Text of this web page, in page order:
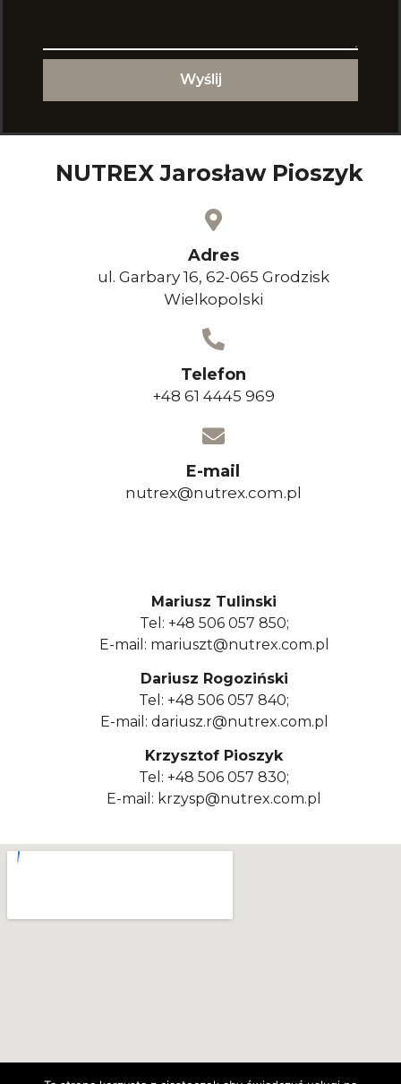
Wyślij
NUTREX Jarosław Pioszyk
Adres
ul. Garbary 16, 62-065 Grodzisk
Wielkopolski
Telefon
+48 61 4445 969
E-mail
nutrex@nutrex.com.pl
Mariusz Tulinski
Tel: +48 506 057 850;
E-mail: mariuszt@nutrex.com.pl
Dariusz Rogoziński
Tel: +48 506 057 840;
E-mail: dariusz.r@nutrex.com.pl
Krzysztof Pioszyk
Tel: +48 506 057 830;
E-mail: krzysp@nutrex.com.pl